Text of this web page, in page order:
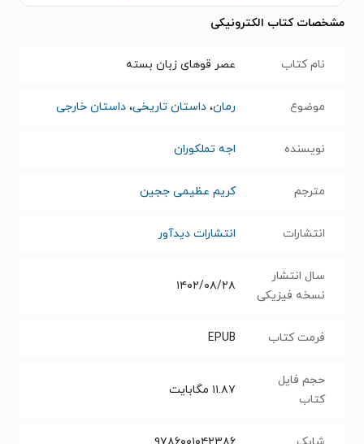
مشخصات کتاب الکترونیکی
نام کتاب عصر قوهای زبان بسته
موضوع رمان، داستان تاریخی، داستان خارجی
نویسنده اجه تملکوران
مترجم کریم عظیمی ججین
انتشارات انتشارات دیدآور
سال انتشار
نسخه فیزیکی
۱۴۰۲/۰۸/۲۸
فرمت کتاب EPUB
حجم فایل
کتاب
۱۱.۸۷ مگابایت